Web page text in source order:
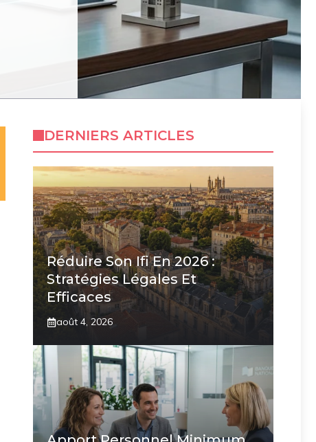
DERNIERS ARTICLES
Réduire Son Ifi En 2026 :
Stratégies Légales Et
Efficaces
août 4, 2026